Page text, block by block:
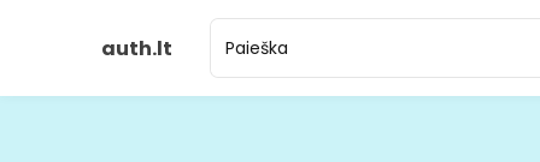
auth.lt